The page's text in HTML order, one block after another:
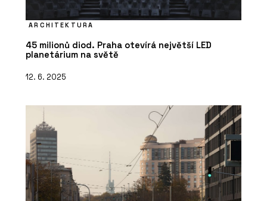
ARCHITEKTURA
45 milionů diod. Praha otevírá největší LED
planetárium na světě
12. 6. 2025